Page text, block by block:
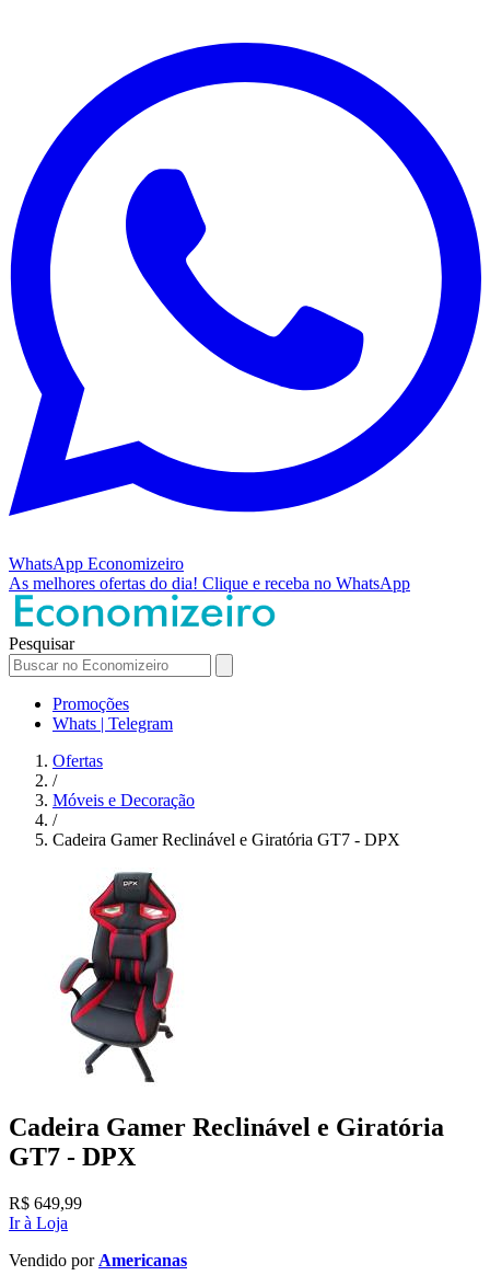
WhatsApp Economizeiro
As melhores ofertas do dia! Clique e receba no WhatsApp
Pesquisar
Promoções
Whats | Telegram
Ofertas
/
Móveis e Decoração
/
Cadeira Gamer Reclinável e Giratória GT7 - DPX
Cadeira Gamer Reclinável e Giratória
GT7 - DPX
R$ 649,99
Ir à Loja
Vendido por Americanas